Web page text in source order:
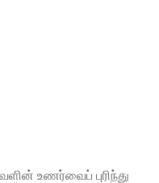
உணர்வைப் புரிந்து